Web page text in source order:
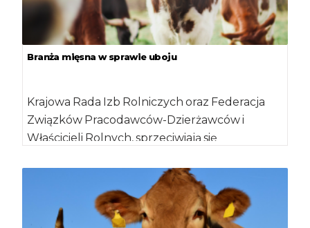
Branża mięsna w sprawie uboju
Krajowa Rada Izb Rolniczych oraz Federacja
Związków Pracodawców-Dzierżawców i
Właścicieli Rolnych, sprzeciwiają się
dotyczących uboju rytualnego. Chodzi […]